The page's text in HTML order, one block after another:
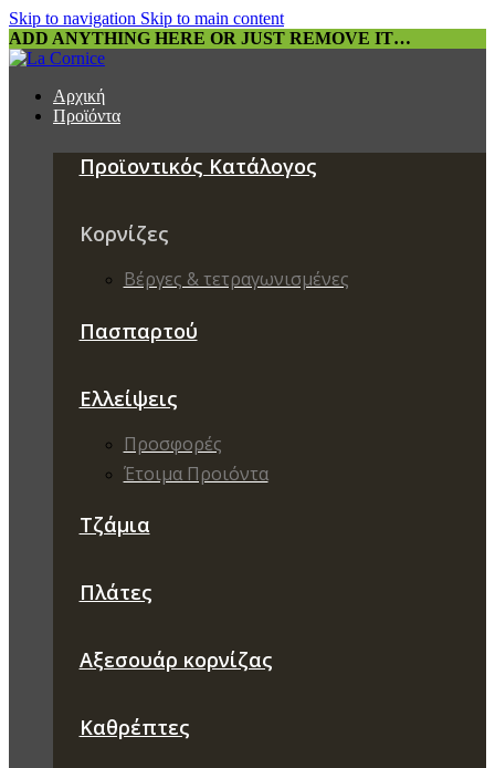
Skip to navigation Skip to main content
ADD ANYTHING HERE OR JUST REMOVE IT…
Αρχική
Προϊόντα
Προϊοντικός Κατάλογος
Κορνίζες
Βέργες & τετραγωνισμένες
Πασπαρτού
Ελλείψεις
Προσφορές
Έτοιμα Προιόντα
Τζάμια
Πλάτες
Αξεσουάρ κορνίζας
Καθρέπτες